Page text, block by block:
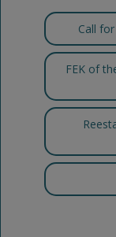
Call
FEK of